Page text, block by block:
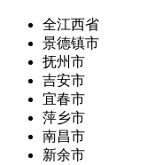
全江西省
景德镇市
抚州市
吉安市
宜春市
萍乡市
南昌市
新余市